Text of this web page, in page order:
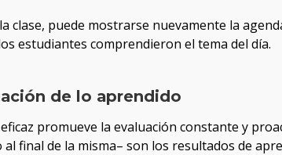
clase, puede mostrarse nuevamente la
estudiantes comprendieron el tema del día.
de lo aprendido
promueve la evaluación constante y
al final de la misma– son los resultados de